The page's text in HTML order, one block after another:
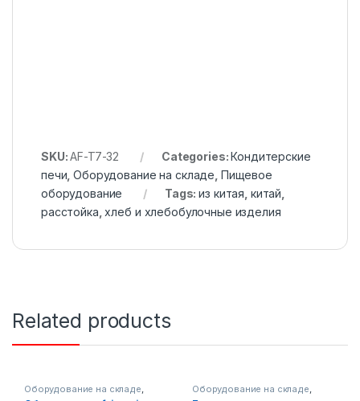
SKU:AF-T7-32 Categories:Кондитерские
печи ,Оборудование на складе Пищевое
оборудование
Tags:из китая китай
расстойка ,хлеб и хлебобулочные изделия
Related products
Оборудование на складе,
Пищевое оборудование
Оборудование на складе,
Упаковочное оборудование